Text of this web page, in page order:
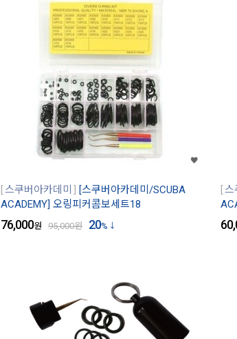
스쿠버아카데미
[스쿠버아카데미/SCUBA
ACADEMY] 오링피커콤보세트18
76,000원 95,000원 20%
스